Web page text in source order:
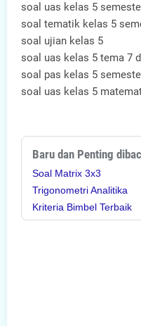
soal uas kelas 5
soal tematik kelas 5
soal ujian kelas 5
soal uas kelas 5 tema 7
soal pas kelas 5
soal uas kelas 5
Baru dan Penting
Soal Matrix 3x3
Trigonometri Analitika
Kriteria Bimbel Terbaik